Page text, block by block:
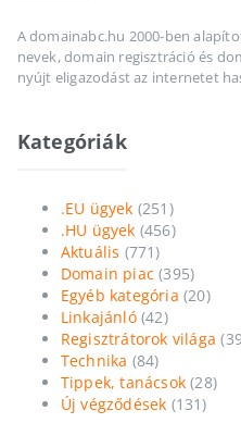
A domainabc.hu 2000-ben
nevek, domain regisztráció és
nyújt eligazodást az internetet
Kategóriák
.EU ügyek (251)
.HU ügyek (456)
Aktuális (771)
Domain piac (395)
Egyéb kategória (20)
Linkajánló(42)
Regisztrátorok világa
Technika (84)
Tippek, tanácsok (28)
Új végződések (131)